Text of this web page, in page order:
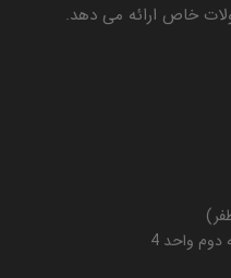
خاص ارائه می دهد.